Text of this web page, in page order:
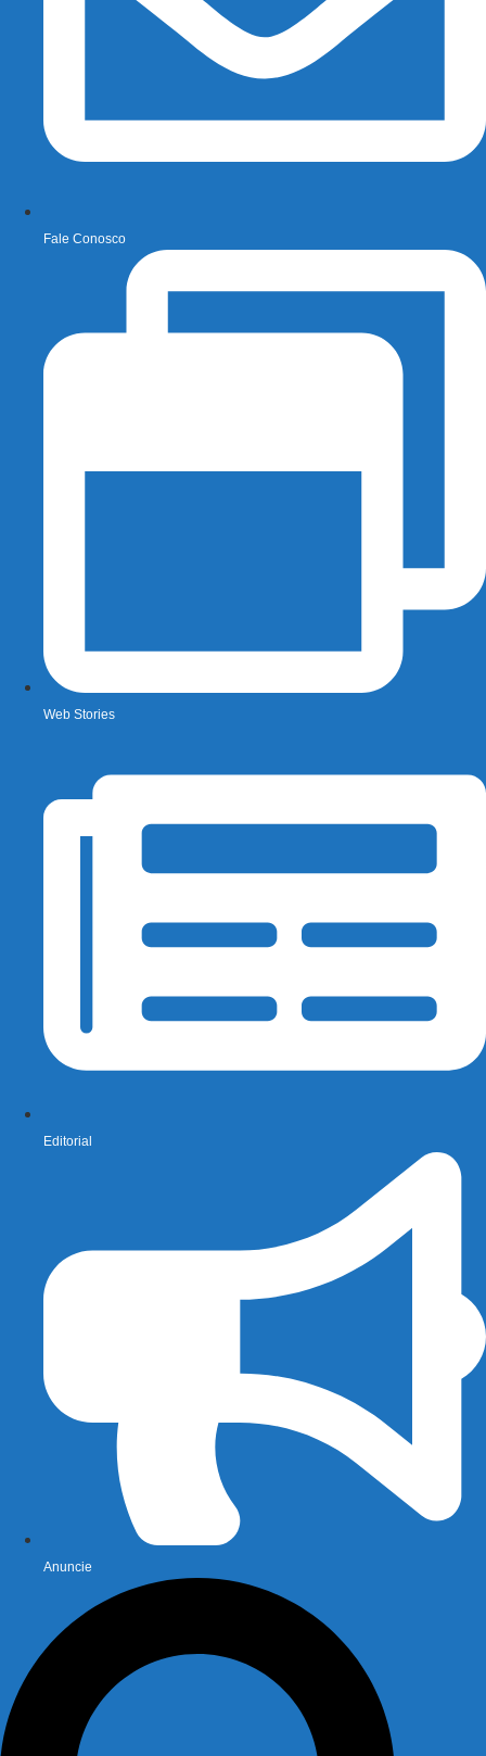
Fale Conosco
Web Stories
Editorial
Anuncie